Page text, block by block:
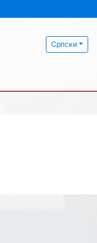
Српски